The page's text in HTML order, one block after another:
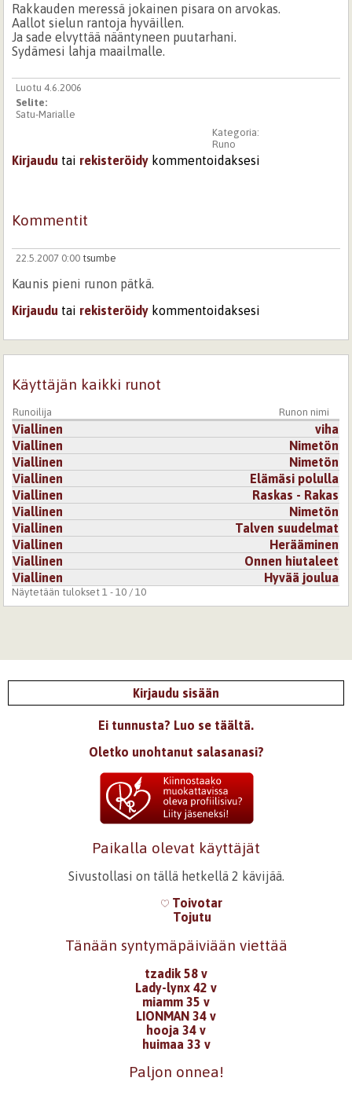
Rakkauden meressä jokainen pisara on arvokas.
Aallot sielun rantoja hyväillen.
Ja sade elvyttää nääntyneen puutarhani.
Sydämesi lahja maailmalle.
Luotu 4.6.2006
Selite:
Satu-Marialle
Kategoria:
Runo
Kirjaudu tai rekisteröidy kommentoidaksesi
Kommentit
22.5.2007 0:00 tsumbe
Kaunis pieni runon pätkä.
Kirjaudu tai rekisteröidy kommentoidaksesi
Käyttäjän kaikki runot
Runoilija Runon nimi
Viallinen
viha
Viallinen
Nimetön
Viallinen
Nimetön
Viallinen
Elämäsi polulla
Viallinen
Raskas - Rakas
Viallinen
Nimetön
Viallinen
Talven suudelmat
Viallinen
Herääminen
Viallinen
Onnen hiutaleet
Viallinen
Hyvää joulua
Näytetään tulokset 1 - 10 / 10
Kirjaudu sisään
Ei tunnusta? Luo se täältä.
Oletko unohtanut salasanasi?
Paikalla olevat käyttäjät
Sivustollasi on tällä hetkellä 2 kävijää.
Toivotar
Tojutu
Tänään syntymäpäiviään viettää
tzadik 58 v
Lady-lynx 42 v
miamm 35 v
LIONMAN 34 v
hooja 34 v
huimaa 33 v
Paljon onnea!